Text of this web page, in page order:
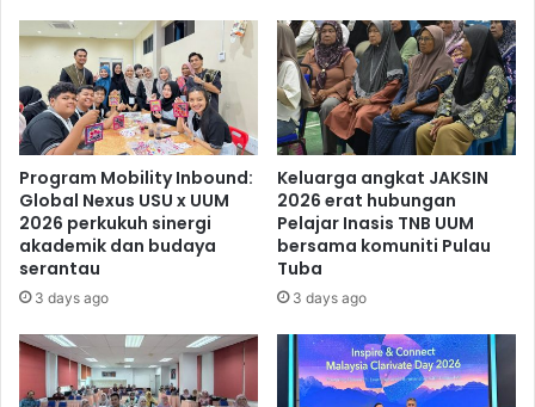
Program Mobility Inbound:
Global Nexus USU x UUM
2026 perkukuh sinergi
akademik dan budaya
serantau
3 days ago
Keluarga angkat JAKSIN
2026 erat hubungan
Pelajar Inasis TNB UUM
bersama komuniti Pulau
Tuba
3 days ago